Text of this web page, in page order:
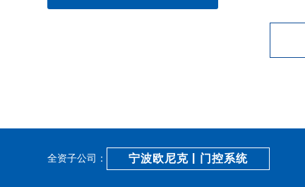
全资子公司： 宁波欧尼克 | 门控系统